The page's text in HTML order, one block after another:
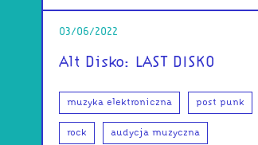
03/06/2022
Alt Disko: LAST DISKO
muzyka elektroniczna post punk
rock audycja muzyczna